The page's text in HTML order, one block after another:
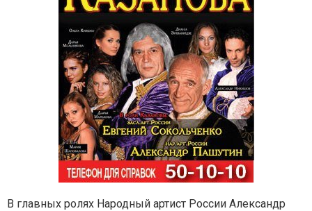
В главных ролях Народный артист России Александр